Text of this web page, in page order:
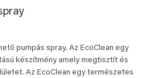
pumpás spray. Az EcoClean egy
készítmény amely megtisztít és
Az EcoClean egy természetes